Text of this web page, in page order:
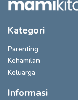
Kategori
Parenting
Kehamilan
Keluarga
Informasi